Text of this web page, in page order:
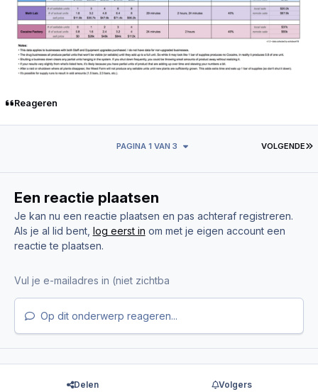
Reageren
VOLGENDE
PAGINA 1 VAN 3
Een reactie plaatsen
Je kan nu een reactie plaatsen en pas achteraf registreren.
Als je al lid bent, log eerst in om met je eigen account een
reactie te plaatsen.
Op dit onderwerp reageren...
Delen Volgers